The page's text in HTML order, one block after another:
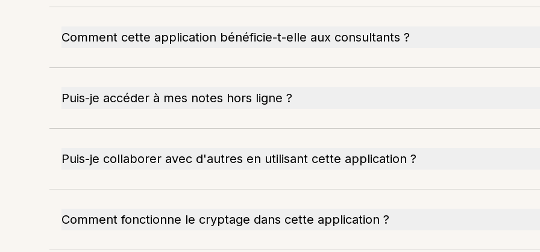
Comment cette application bénéficie-t-elle aux consultants ?
Puis-je accéder à mes notes hors ligne ?
Puis-je collaborer avec d'autres en utilisant cette application ?
Comment fonctionne le cryptage dans cette application ?